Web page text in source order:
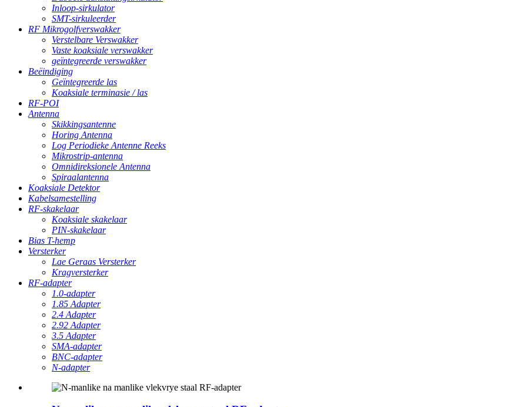
Inloop-sirkulator
SMT-sirkuleerder
RF Mikrogolfverswakker
Verstelbare Verswakker
Vaste koaksiale verswakker
geïntegreerde verswakker
Beëindiging
Geïntegreerde las
Koaksiale terminasie / las
RF-POI
Antenna
Skikkingsantenne
Horing Antenna
Log Periodieke Antenne Reeks
Mikrostrip-antenna
Omnidireksionele Antenna
Spiraalantenna
Koaksiale Detektor
Kabelsamestelling
RF-skakelaar
Koaksiale skakelaar
PIN-skakelaar
Bias T-hemp
Versterker
Lae Geraas Versterker
Kragversterker
RF-adapter
1.0-adapter
1.85 Adapter
2.4 Adapter
2.92 Adapter
3.5 Adapter
SMA-adapter
BNC-adapter
N-adapter